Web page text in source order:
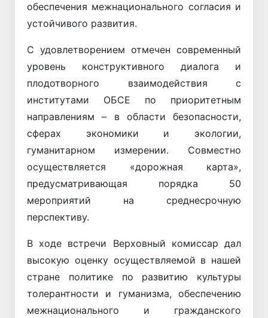
обеспечения межнационального согласия и
устойчивого развития.
С удовлетворением отмечен современный
уровень конструктивного диалога и
плодотворного взаимодействия с
институтами ОБСЕ по приоритетным
направлениям – в области безопасности,
сферах экономики и экологии,
гуманитарном измерении. Совместно
осуществляется «дорожная карта»,
предусматривающая порядка 50
мероприятий на среднесрочную
перспективу.
В ходе встречи Верховный комиссар дал
высокую оценку осуществляемой в нашей
стране политике по развитию культуры
толерантности и гуманизма, обеспечению
межнационального и гражданского